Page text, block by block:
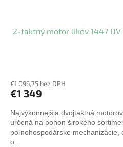
2-taktný motor Jikov 1447
€1 096,75 bez DPH
€1 349
Najvýkonnejšia dvojtaktná
určená na pohon širokého
poľnohospodárske mechanizácie,
o...